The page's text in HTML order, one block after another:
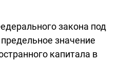
закона под
значение
капитала в